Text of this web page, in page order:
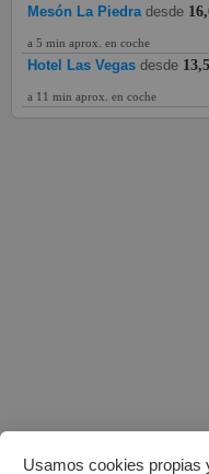
Usamos cookies propias
Mesón La Piedra desde
a 5 min aprox. en coche
Hotel Las Vegas desde
a 11 min aprox. en coche